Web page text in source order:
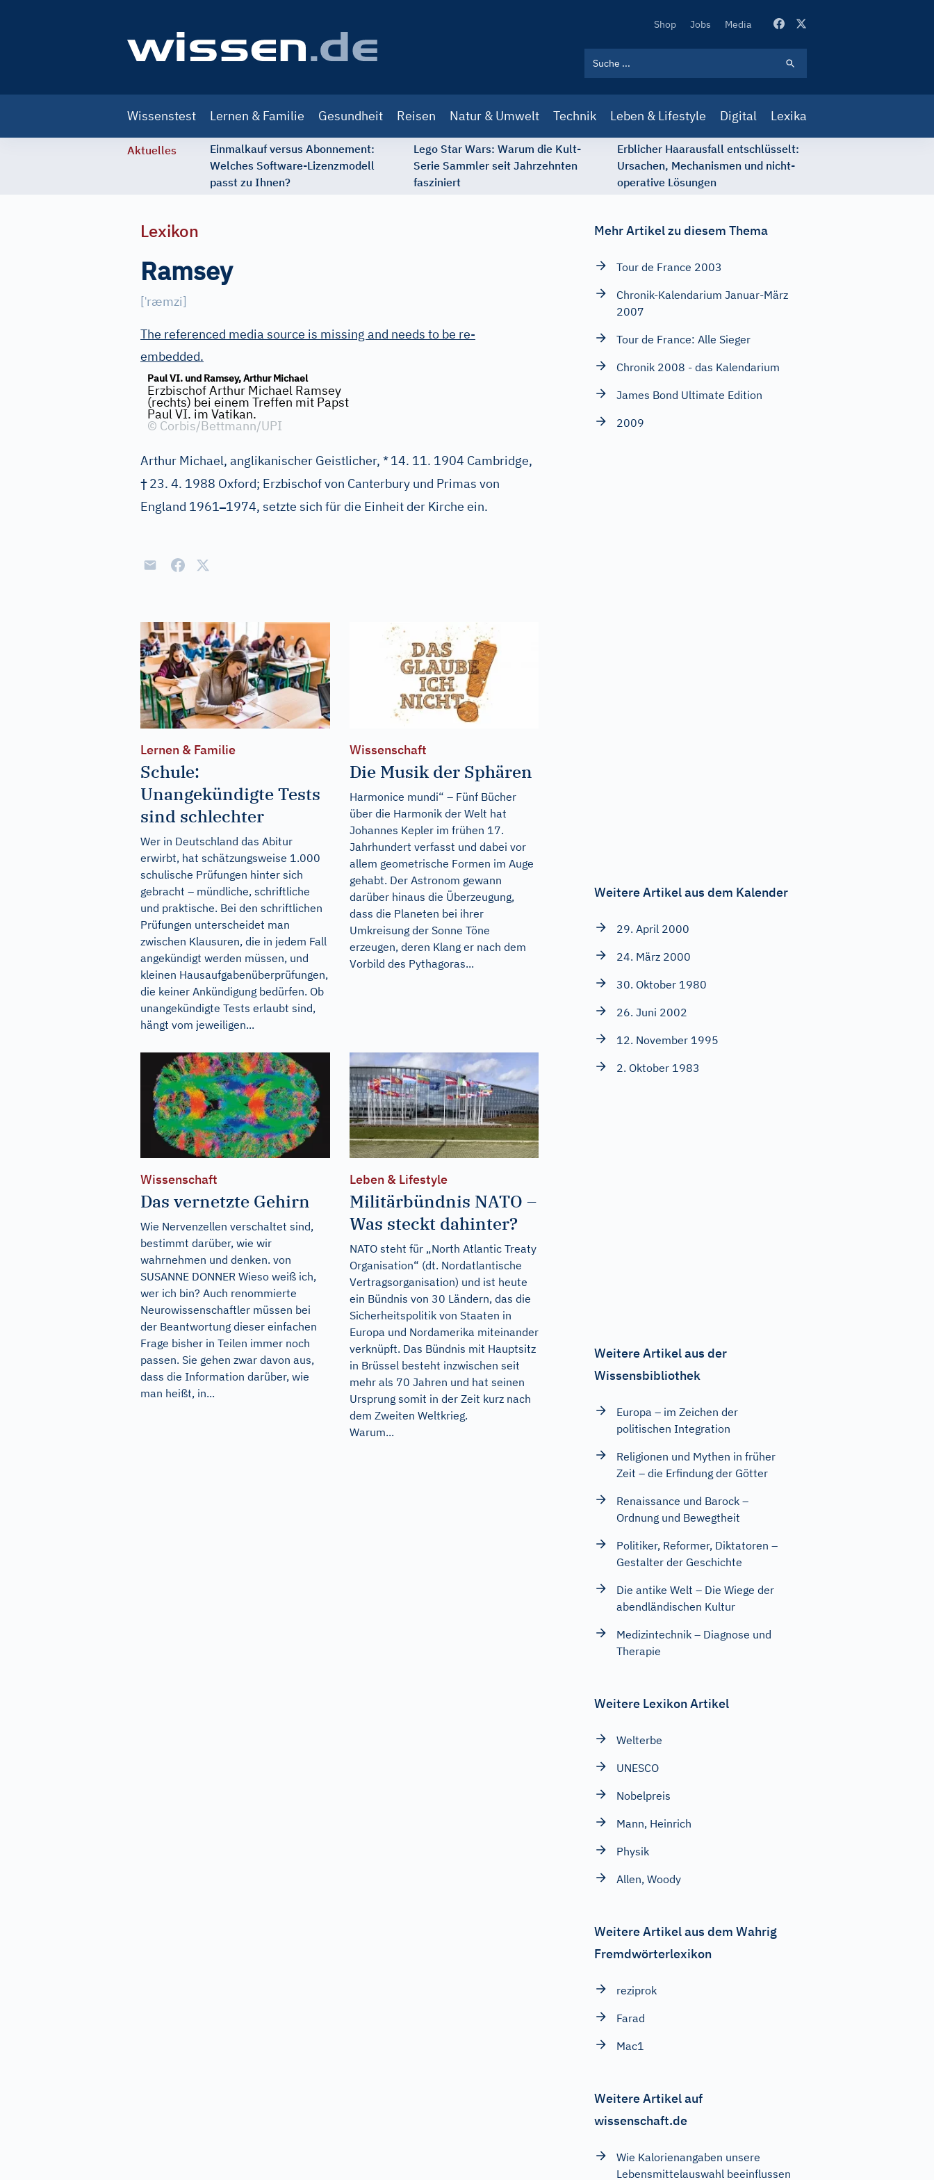
Secondary
Shop Jobs Media
navigation
Wissenstest Lernen & Familie Gesundheit Reisen Natur & Umwelt Technik Leben & Lifestyle Digital Lexika
Aktuelles
Einmalkauf versus Abonnement:
Welches Software-Lizenzmodell
passt zu Ihnen?
Lego Star Wars: Warum die Kult-
Serie Sammler seit Jahrzehnten
fasziniert
Erblicher Haarausfall entschlüsselt:
Ursachen, Mechanismen und nicht-
operative Lösungen
Lexikon
Ramsey
[ˈræmzi]
The referenced media source is missing and needs to be re-
embedded.
Paul VI. und Ramsey, Arthur Michael
Erzbischof Arthur Michael Ramsey
(rechts) bei einem Treffen mit Papst
Paul VI. im Vatikan.
© Corbis/Bettmann/UPI
Arthur Michael, anglikanischer Geistlicher, *14. 11. 1904 Cambridge,
†23. 4. 1988 Oxford; Erzbischof von Canterbury und Primas von
England 1961–1974, setzte sich für die Einheit der Kirche ein.
Lernen & Familie
Schule:
Unangekündigte Tests
sind schlechter
Wer in Deutschland das Abitur
erwirbt, hat schätzungsweise 1.000
schulische Prüfungen hinter sich
gebracht – mündliche, schriftliche
und praktische. Bei den schriftlichen
Prüfungen unterscheidet man
zwischen Klausuren, die in jedem Fall
angekündigt werden müssen, und
kleinen Hausaufgabenüberprüfungen,
die keiner Ankündigung bedürfen. Ob
unangekündigte Tests erlaubt sind,
hängt vom jeweiligen...
Wissenschaft
Die Musik der Sphären
Harmonice mundi“ – Fünf Bücher
über die Harmonik der Welt hat
Johannes Kepler im frühen 17.
Jahrhundert verfasst und dabei vor
allem geometrische Formen im Auge
gehabt. Der Astronom gewann
darüber hinaus die Überzeugung,
dass die Planeten bei ihrer
Umkreisung der Sonne Töne
erzeugen, deren Klang er nach dem
Vorbild des Pythagoras...
Wissenschaft
Das vernetzte Gehirn
Wie Nervenzellen verschaltet sind,
bestimmt darüber, wie wir
wahrnehmen und denken. von
SUSANNE DONNER Wieso weiß ich,
wer ich bin? Auch renommierte
Neurowissenschaftler müssen bei
der Beantwortung dieser einfachen
Frage bisher in Teilen immer noch
passen. Sie gehen zwar davon aus,
dass die Information darüber, wie
man heißt, in...
Leben & Lifestyle
Militärbündnis NATO –
Was steckt dahinter?
NATO steht für „North Atlantic Treaty
Organisation“ (dt. Nordatlantische
Vertragsorganisation) und ist heute
ein Bündnis von 30 Ländern, das die
Sicherheitspolitik von Staaten in
Europa und Nordamerika miteinander
verknüpft. Das Bündnis mit Hauptsitz
in Brüssel besteht inzwischen seit
mehr als 70 Jahren und hat seinen
Ursprung somit in der Zeit kurz nach
dem Zweiten Weltkrieg.
Warum...
Mehr Artikel zu diesem Thema
Tour de France 2003
Chronik-Kalendarium Januar-März
2007
Tour de France: Alle Sieger
Chronik 2008 - das Kalendarium
James Bond Ultimate Edition
2009
Weitere Artikel aus dem Kalender
29. April 2000
24. März 2000
30. Oktober 1980
26. Juni 2002
12. November 1995
2. Oktober 1983
Weitere Artikel aus der
Wissensbibliothek
Europa – im Zeichen der
politischen Integration
Religionen und Mythen in früher
Zeit – die Erfindung der Götter
Renaissance und Barock –
Ordnung und Bewegtheit
Politiker, Reformer, Diktatoren –
Gestalter der Geschichte
Die antike Welt – Die Wiege der
abendländischen Kultur
Medizintechnik – Diagnose und
Therapie
Weitere Lexikon Artikel
Welterbe
UNESCO
Nobelpreis
Mann, Heinrich
Physik
Allen, Woody
Weitere Artikel aus dem Wahrig
Fremdwörterlexikon
reziprok
Farad
Mac1
Weitere Artikel auf
wissenschaft.de
Wie Kalorienangaben unsere
Lebensmittelauswahl beeinflussen